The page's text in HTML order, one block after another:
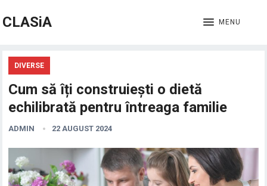
CLASiA MENU
DIVERSE
Cum să îți construiești o dietă
echilibrată pentru întreaga familie
ADMIN 22 AUGUST 2024